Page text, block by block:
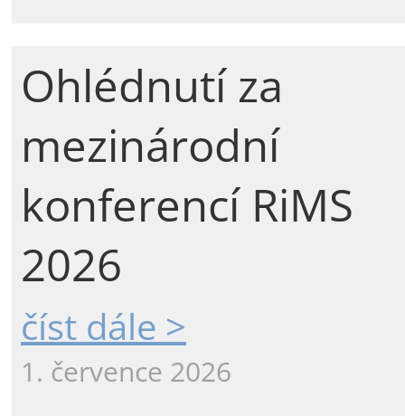
Ohlédnutí za
mezinárodní
konferencí RiMS
2026
číst dále >
1. července 2026